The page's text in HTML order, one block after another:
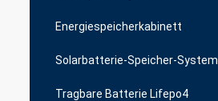
Energiespeicherkabinett
Solarbatterie-Speicher-System
Tragbare Batterie Lifepo4